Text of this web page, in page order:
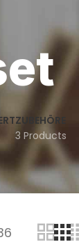
ZUBEHÖRE
3 Products